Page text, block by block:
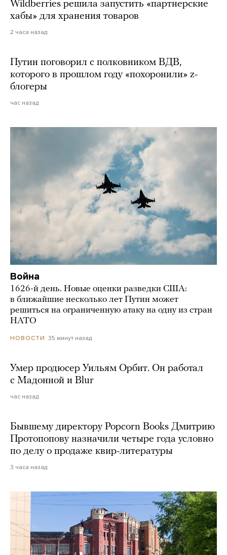
Wildberries решила запустить «партнерские
хабы» для хранения товаров
2 часа назад
Путин поговорил с полковником ВДВ,
которого в прошлом году «похоронили» z-
блогеры
час назад
Война
1626-й день. Новые оценки разведки США:
в ближайшие несколько лет Путин может
решиться на ограниченную атаку на одну из стран
НАТО
НОВОСТИ 35 минут назад
Умер продюсер Уильям Орбит. Он работал
с Мадонной и Blur
час назад
Бывшему директору Popcorn Books Дмитрию
Протопопову назначили четыре года условно
по делу о продаже квир-литературы
3 часа назад